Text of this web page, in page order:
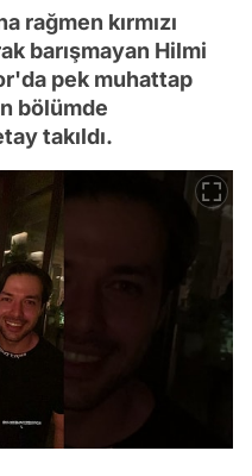
rağmen kırmızı
barışmayan Hilmi
pek muhattap
bölümde
takıldı.